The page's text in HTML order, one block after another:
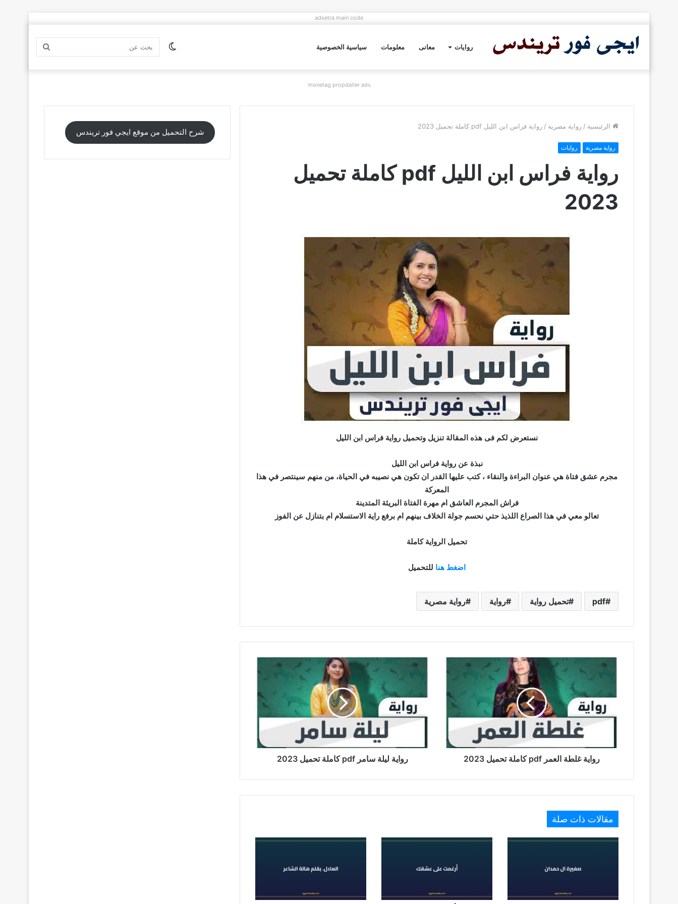
adsetra main code
روايات معانى معلومات سياسية الخصوصية بحث الوضع
monetag propdaller ads
الرئيسية / رواية مصرية / رواية فراس ابن الليل pdf كاملة تحميل 2023
رواية مصرية روايات
رواية فراس ابن الليل pdf كاملة تحميل
2023
نستعرض لكم فى هذه المقالة تنزيل وتحميل رواية فراس ابن الليل
نبذة عن رواية فراس ابن الليل
مجرم عشق فتاة هي عنوان البراءة والنقاء ، كتب عليها القدر ان تكون هي نصيبه في الحياة، من منهم سينتصر في هذا
المعركة
فراش المجرم العاشق ام مهرة الفتاة البريئة المتدينة
تعالو معي في هذا الصراع اللذيذ حتي نحسم جولة الخلاف بينهم ام برفع راية الاستسلام ام بتنازل عن الفوز
تحميل الرواية كاملة
اضغط هنا للتحميل
pdf تحميل رواية رواية رواية مصرية
رواية غلطة العمر pdf كاملة تحميل 2023 رواية ليلة سامر pdf كاملة تحميل 2023
مقالات ذات صلة
شرح التحميل من موقع ايجي فور تريندس